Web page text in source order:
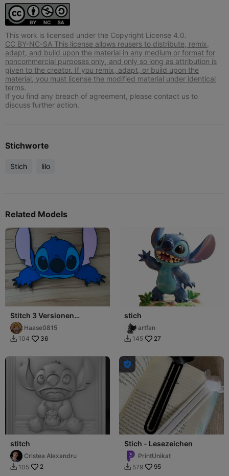
This work is licensed under the Copyright License 4.0.
CC BY-NC-SA This license allows reusers to distribute, remix,
adapt, and build upon the material in any medium or format for
noncommercial purposes only, and only so long as attribution is
given to the creator. If you remix, adapt, or build upon the
material, you must license the modified material under identical
terms.
If you find any breach of agreement, please contact us to
discuss further action.
Stichworte
Stich lilo
Related Models
Stitch 3 Versionen
Wanddekoration
Haase0815
 104 36
stich
artfan
 145 27
stitch
Cristea Alexandru
 105 2

Stich - Lesezeichen
PrintUnikat
 579 95